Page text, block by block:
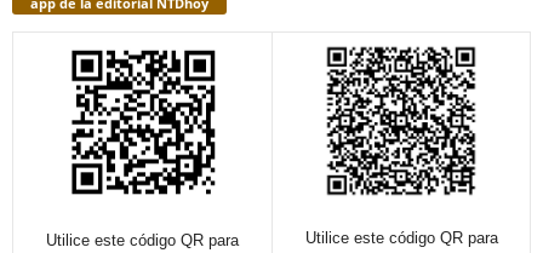
Utilice este código QR para
Utilice este código QR para